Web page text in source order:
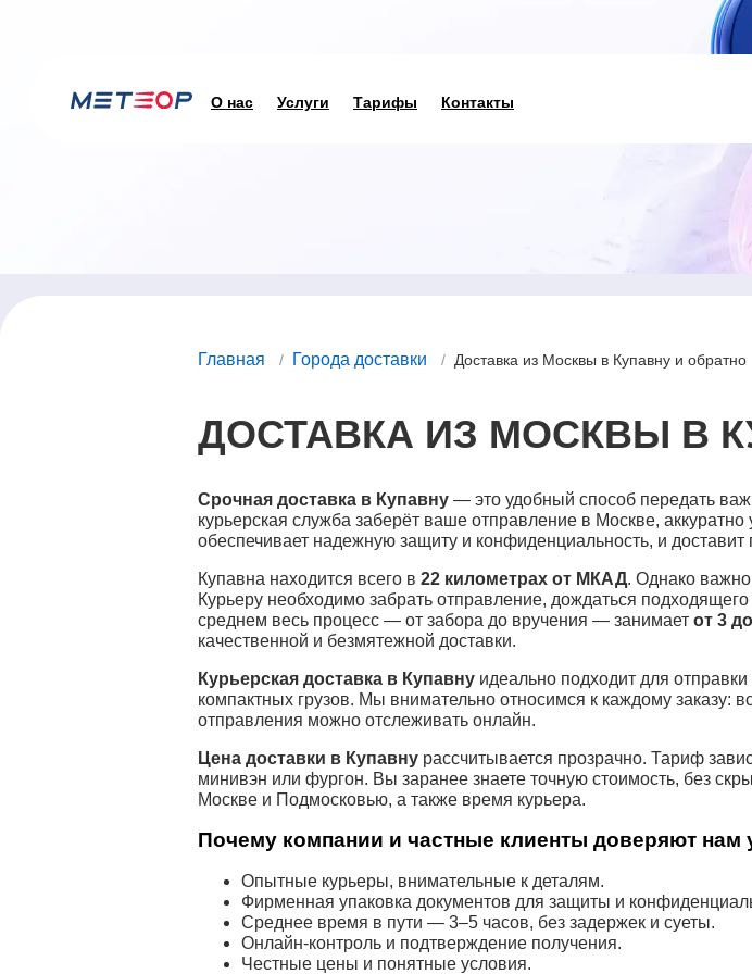
О нас Услуги Тарифы Контакты
Главная / Города доставки / Доставка из Москвы в Купавну и обратно
ДОСТАВКА ИЗ МОСКВЫ В
Срочная доставка в Купавну — это удобный способ передать
курьерская служба заберёт ваше отправление в Москве,
обеспечивает надежную защиту и конфиденциальность, и
Купавна находится всего в 22 километрах от МКАД. Однако важно
Курьеру необходимо забрать отправление, дождаться
среднем весь процесс — от забора до вручения — занимает от 3
качественной и безмятежной доставки.
Курьерская доставка в Купавну идеально подходит для
компактных грузов. Мы внимательно относимся к каждому заказу:
отправления можно отслеживать онлайн.
Цена доставки в Купавну рассчитывается прозрачно. Тариф
минивэн или фургон. Вы заранее знаете точную стоимость, без
Москве и Подмосковью, а также время курьера.
Почему компании и частные клиенты доверяют нам
Опытные курьеры, внимательные к деталям.
Фирменная упаковка документов для защиты и
Среднее время в пути — 3–5 часов, без задержек и суеты.
Онлайн-контроль и подтверждение получения.
Честные цены и понятные условия.